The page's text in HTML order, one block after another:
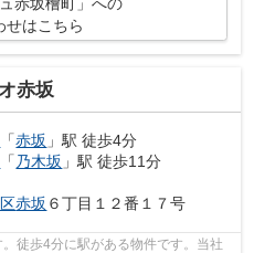
せはこちら
赤坂
「赤坂 」駅 徒歩4分
「 乃木坂 」駅 徒歩11分
赤坂 ６丁目１２番１７号
徒歩4分に駅がある物件です。当社